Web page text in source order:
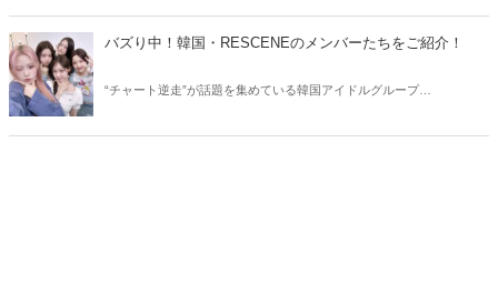
バズり中！韓国・RESCENEのメンバーたちをご紹介！
“チャート逆走”が話題を集めている韓国アイドルグループ